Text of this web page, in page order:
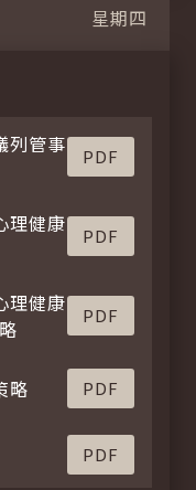
星期四
列管事
PDF
理健康
PDF
理健康
PDF
略 PDF
PDF